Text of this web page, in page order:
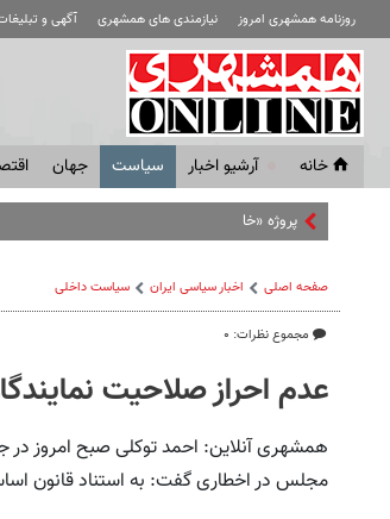
روزنامه همشهری امروز نیازمندی های همشهری آگهی و
خانه آرشیو اخبار سياست جهان
پروژه «خانه ریز» در غرب تهران
صفحه اصلی اخبار سیاسی ایران سیاست داخلی
مجموع نظرات: ۰
عدم احراز صلاحیت
همشهری آنلاین: احمد توکلی صبح امروز
مجلس در اخطاری گفت: به استناد قانون